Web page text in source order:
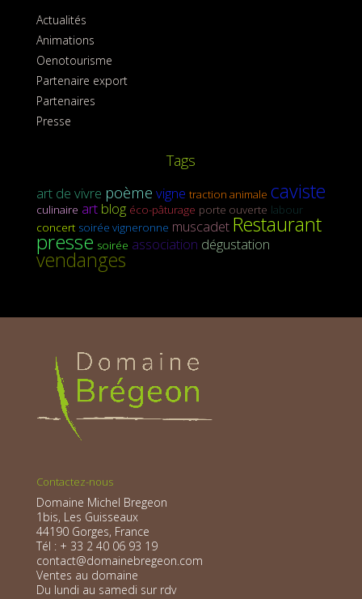
Actualités
Animations
Oenotourisme
Partenaire export
Partenaires
Presse
Tags
art de vivre poème vigne traction animale caviste
culinaire art blog éco-pâturage porte ouverte labour
concert soirée vigneronne muscadet Restaurant
presse soirée association dégustation
vendanges
Contactez-nous
Domaine Michel Bregeon
1bis, Les Guisseaux
44190 Gorges, France
Tél : + 33 2 40 06 93 19
contact@domainebregeon.com
Ventes au domaine
Du lundi au samedi sur rdv